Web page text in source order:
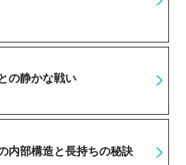
の静かな戦い
内部構造と長持ちの秘訣